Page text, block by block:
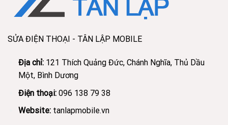
SỬA ĐIỆN THOẠI - TÂN LẬP MOBILE
Địa chỉ: 121 Thích Quảng Đức, Chánh Nghĩa, Thủ Dầu
Một, Bình Dương
Điện thoại: 096 138 79 38
Website: tanlapmobile.vn